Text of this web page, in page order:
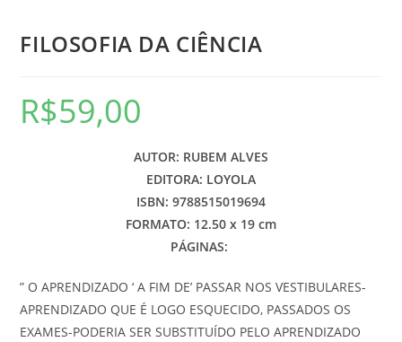
FILOSOFIA DA CIÊNCIA
R$59,00
AUTOR: RUBEM ALVES
EDITORA: LOYOLA
ISBN: 9788515019694
FORMATO: 12.50 x 19 cm
PÁGINAS:
” O APRENDIZADO ‘ A FIM DE’ PASSAR NOS VESTIBULARES-
APRENDIZADO QUE É LOGO ESQUECIDO, PASSADOS OS
EXAMES-PODERIA SER SUBSTITUÍDO PELO APRENDIZADO